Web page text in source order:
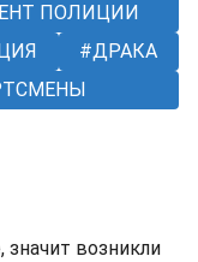
ПОЛИЦИИ
ДРАКА
возникли